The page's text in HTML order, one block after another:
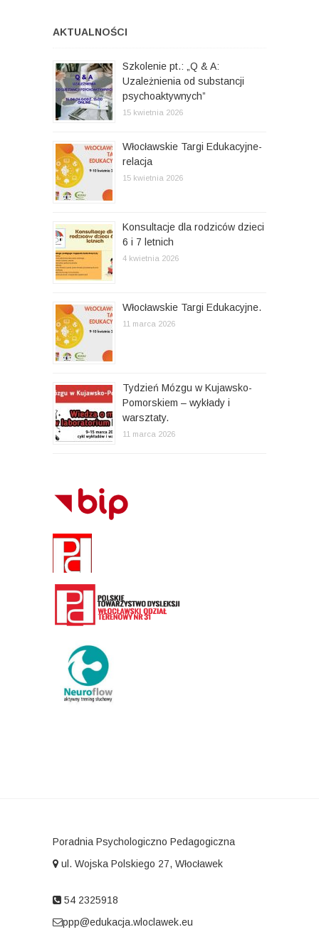
j
w
p
i
s
u
:
AKTUALNOŚCI
Szkolenie pt.: „Q & A:
Uzależnienia od substancji
psychoaktywnych”
15 kwietnia 2026
Włocławskie Targi Edukacyjne-
relacja
15 kwietnia 2026
Konsultacje dla rodziców dzieci
6 i 7 letnich
4 kwietnia 2026
Włocławskie Targi Edukacyjne.
11 marca 2026
Tydzień Mózgu w Kujawsko-
Pomorskiem – wykłady i
warsztaty.
11 marca 2026
Poradnia Psychologiczno Pedagogiczna
ul. Wojska Polskiego 27, Włocławek
54 2325918
ppp@edukacja.wloclawek.eu